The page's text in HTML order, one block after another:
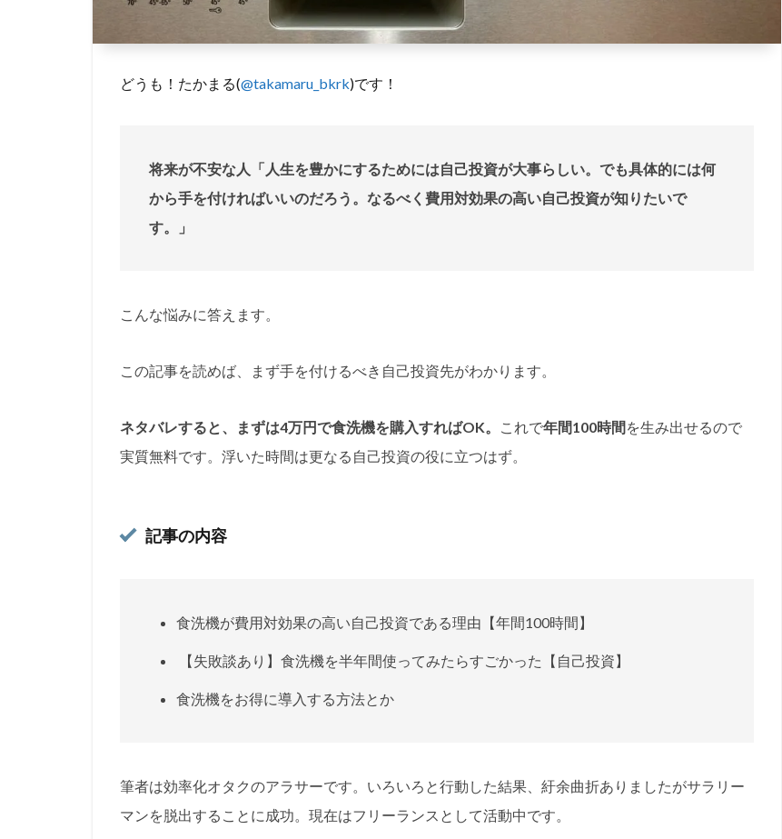
どうも！たかまる(@takamaru_bkrk)です！
将来が不安な人「人生を豊かにするためには自己投資が大事らしい。でも具体的には何
から手を付ければいいのだろう。なるべく費用対効果の高い自己投資が知りたいで
す。」
こんな悩みに答えます。
この記事を読めば、まず手を付けるべき自己投資先がわかります。
ネタバレすると、まずは4万円で食洗機を購入すればOK。 これで年間100時間を生み出せるので
実質無料です。浮いた時間は更なる自己投資の役に立つはず。
記事の内容
食洗機が費用対効果の高い自己投資である理由【年間100時間】
【失敗談あり】食洗機を半年間使ってみたらすごかった【自己投資】
食洗機をお得に導入する方法とか
筆者は効率化オタクのアラサーです。いろいろと行動した結果、紆余曲折ありましたがサラリー
マンを脱出することに成功。現在はフリーランスとして活動中です。